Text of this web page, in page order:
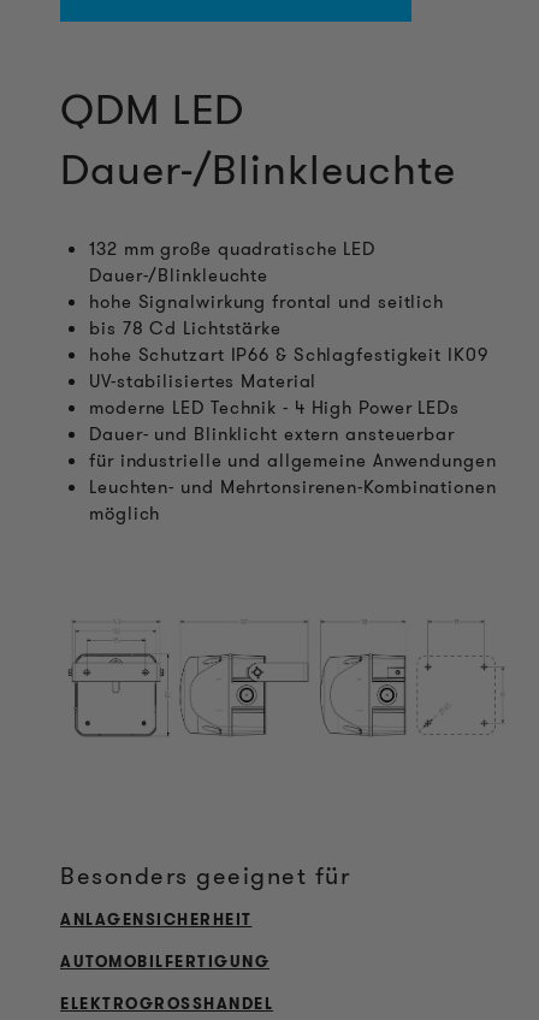
QDM LED
Dauer-/Blinkleuchte
132 mm große quadratische LED
Dauer-/Blinkleuchte
hohe Signalwirkung frontal und seitlich
bis 78 Cd Lichtstärke
hohe Schutzart IP66 & Schlagfestigkeit IK09
UV-stabilisiertes Material
moderne LED Technik - 4 High Power LEDs
Dauer- und Blinklicht extern ansteuerbar
für industrielle und allgemeine Anwendungen
Leuchten- und Mehrtonsirenen-Kombinationen
möglich
Besonders geeignet für
ANLAGENSICHERHEIT
AUTOMOBILFERTIGUNG
ELEKTROGROSSHANDEL